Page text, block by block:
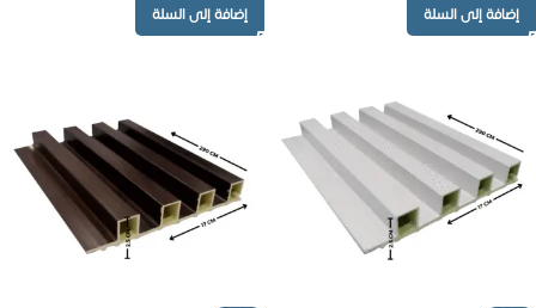
إضافة إلى السلة إضافة إلى السلة